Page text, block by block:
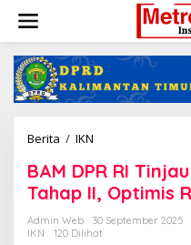
konten
Berita / IKN
RI
Tinjau
Pembangunan
IKN
Tahap
BAM DPR RI
Tahap II, Optimis
Admin Web
30 September 2025
IKN
120 Dilihat